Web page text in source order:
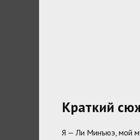
Краткий
Я — Ли Минъюэ, мой